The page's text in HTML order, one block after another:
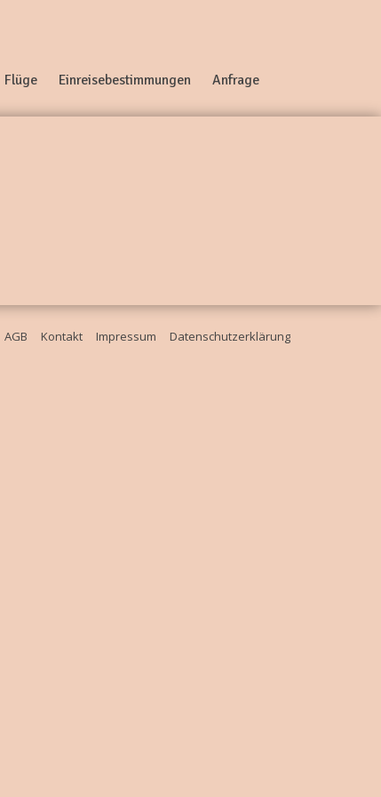
Flüge Einreisebestimmungen Anfrage
AGB Kontakt Impressum Datenschutzerklärung